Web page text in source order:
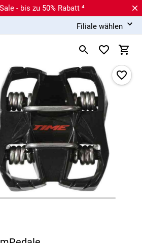
- bis zu 50% Rabatt ⁴
Filiale wählen